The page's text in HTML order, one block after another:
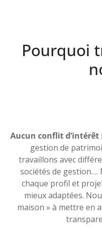
Pourquoi
Aucun conflit d’intérêt
gestion de
travaillons avec
sociétés de gestion….
chaque profil et
mieux adaptées.
maison » à mettre en